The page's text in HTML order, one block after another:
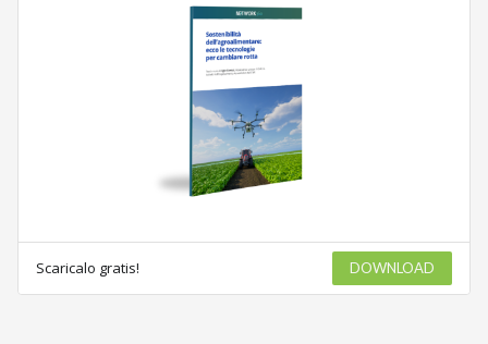
Scaricalo gratis! DOWNLOAD